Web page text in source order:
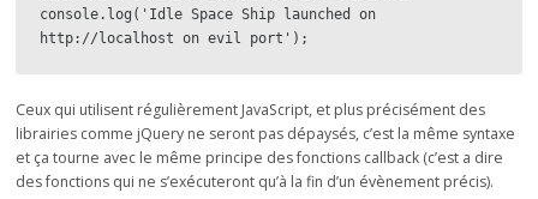
console.log('Idle Space Ship launched on
http://localhost on evil port');
Ceux qui utilisent régulièrement JavaScript, et plus précisément des
librairies comme jQuery ne seront pas dépaysés, c’est la même syntaxe
et ça tourne avec le même principe des fonctions callback (c’est a dire
des fonctions qui ne s’exécuteront qu’à la fin d’un évènement précis).